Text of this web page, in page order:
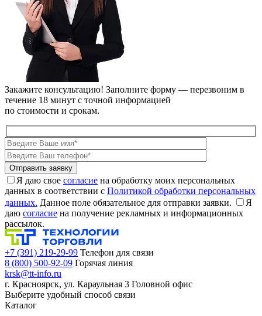
Закажите консультацию! Заполните форму — перезвоним в
течение 18 минут с точной информацией
по стоимости и срокам.
Я даю свое согласие на обработку моих персональных
данных в соответствии с Политикой обработки персональных
данных. Данное поле обязательное для отправки заявки.
Я
даю согласие на получение рекламных и информационных
рассылок.
+7 (391) 219-29-99 Телефон для связи
8 (800) 500-92-09 Горячая линия
krsk@tt-info.ru
г. Красноярск, ул. Караульная 3 Головной офис
Выберите удобный способ связи
Каталог